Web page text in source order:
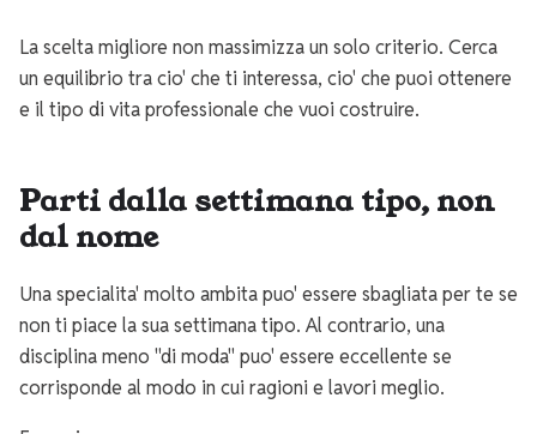
La scelta migliore non massimizza un solo criterio. Cerca
un equilibrio tra cio' che ti interessa, cio' che puoi ottenere
e il tipo di vita professionale che vuoi costruire.
Parti dalla settimana tipo, non
dal nome
Una specialita' molto ambita puo' essere sbagliata per te se
non ti piace la sua settimana tipo. Al contrario, una
disciplina meno "di moda" puo' essere eccellente se
corrisponde al modo in cui ragioni e lavori meglio.